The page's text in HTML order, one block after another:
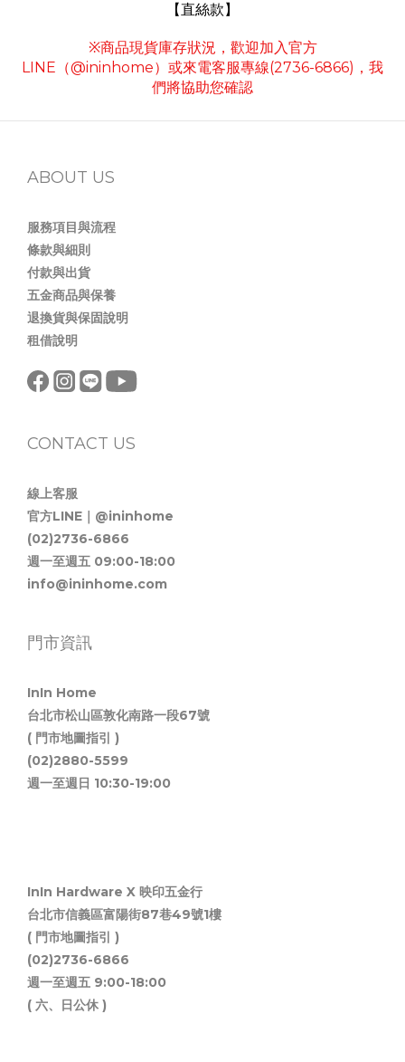
【直絲款】
※商品現貨庫存狀況，歡迎加入官方
LINE（@ininhome）或來電客服專線(2736-6866)，我
們將協助您確認
ABOUT US
服務項目與流程
條款與細則
付款與出貨
五金商品與保養
退換貨與保固說明
租借說明
CONTACT US
線上客服
官方LINE｜@ininhome
(02)2736-6866
週一至週五 09:00-18:00
info@ininhome.com
門市資訊
InIn Home
台北市松山區敦化南路一段67號
( 門市地圖指引 )
(02)2880-5599
週一至週日 10:30-19:00
InIn Hardware X 映印五金行
台北市信義區富陽街87巷49號1樓
( 門市地圖指引 )
(02)2736-6866
週一至週五 9:00-18:00
( 六、日公休 )